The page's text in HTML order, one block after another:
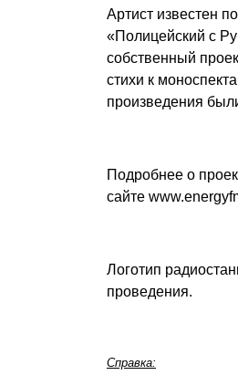
Артист известен
«Полицейский с
собственный
стихи к
произведения
Подробнее о
сайте
Логотип
проведения.
Справка: